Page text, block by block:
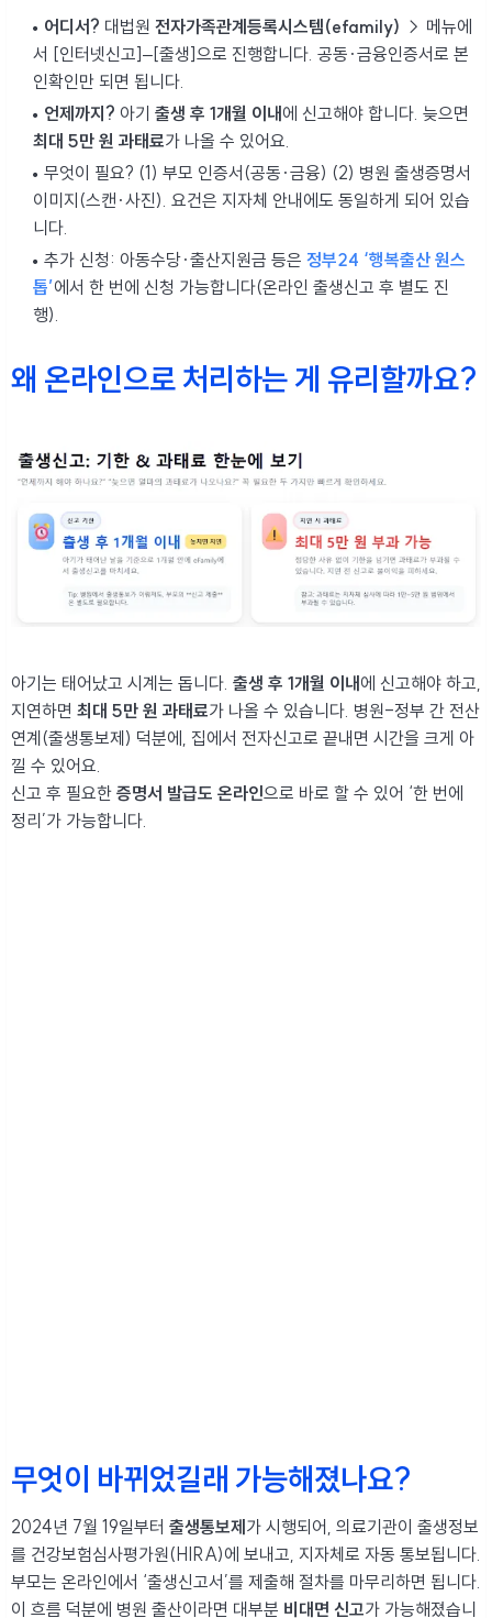
어디서? 대법원 전자가족관계등록시스템(efamily) → 메뉴에
서 [인터넷신고]–[출생]으로 진행합니다. 공동·금융인증서로 본
인확인만 되면 됩니다.
언제까지? 아기 출생 후 1개월 이내 에 신고해야 합니다. 늦으면
최대 5만 원 과태료가 나올 수 있어요.
무엇이 필요? (1) 부모 인증서(공동·금융) (2) 병원 출생증명서
이미지(스캔·사진). 요건은 지자체 안내에도 동일하게 되어 있습
니다.
추가 신청: 아동수당·출산지원금 등은 정부24 ‘행복출산 원스
톱’에서 한 번에 신청 가능합니다(온라인 출생신고 후 별도 진
행).
왜 온라인으로 처리하는 게 유리할까요?
아기는 태어났고 시계는 돕니다. 출생 후 1개월 이내 에 신고해야 하고,
지연하면 최대 5만 원 과태료가 나올 수 있습니다. 병원-정부 간 전산
연계(출생통보제) 덕분에, 집에서 전자신고로 끝내면 시간을 크게 아
낄 수 있어요.
신고 후 필요한 증명서 발급도 온라인으로 바로 할 수 있어 ‘한 번에
정리’가 가능합니다.
무엇이 바뀌었길래 가능해졌나요?
2024년 7월 19일부터 출생통보제 가 시행되어, 의료기관이 출생정보
를 건강보험심사평가원(HIRA)에 보내고, 지자체로 자동 통보됩니다.
부모는 온라인에서 ‘출생신고서’를 제출해 절차를 마무리하면 됩니다.
이 흐름 덕분에 병원 출산이라면 대부분 비대면 신고가 가능해졌습니